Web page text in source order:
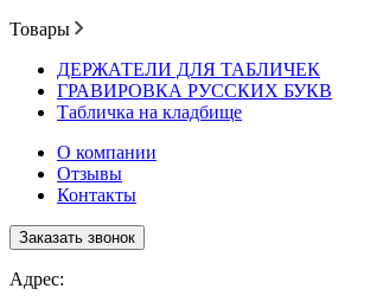
Товары
ДЕРЖАТЕЛИ ДЛЯ ТАБЛИЧЕК
ГРАВИРОВКА РУССКИХ БУКВ
Табличка на кладбище
О компании
Отзывы
Контакты
Заказать звонок
Адрес: